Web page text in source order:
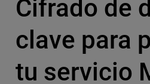
Cifrado de
clave para
tu servicio